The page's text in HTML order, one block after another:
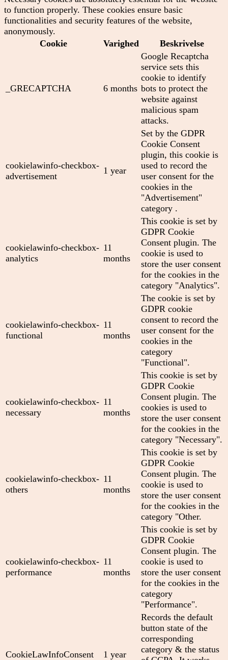
to function properly. These cookies ensure basic
functionalities and security features of the website,
anonymously.
Cookie
Varighed Beskrivelse
_GRECAPTCHA 6 months
Google Recaptcha
service sets this
cookie to identify
bots to protect the
website against
malicious spam
attacks.
cookielawinfo-checkbox-
advertisement
1 year
Set by the GDPR
Cookie Consent
plugin, this cookie is
used to record the
user consent for the
cookies in the
"Advertisement"
category .
cookielawinfo-checkbox-
analytics
11
months
This cookie is set by
GDPR Cookie
Consent plugin. The
cookie is used to
store the user consent
for the cookies in the
category "Analytics".
cookielawinfo-checkbox-
functional
11
months
The cookie is set by
GDPR cookie
consent to record the
user consent for the
cookies in the
category
"Functional".
cookielawinfo-checkbox-
necessary
11
months
This cookie is set by
GDPR Cookie
Consent plugin. The
cookies is used to
store the user consent
for the cookies in the
category "Necessary".
cookielawinfo-checkbox-
others
11
months
This cookie is set by
GDPR Cookie
Consent plugin. The
cookie is used to
store the user consent
for the cookies in the
category "Other.
cookielawinfo-checkbox-
performance
11
months
This cookie is set by
GDPR Cookie
Consent plugin. The
cookie is used to
store the user consent
for the cookies in the
category
"Performance".
CookieLawInfoConsent 1 year
Records the default
button state of the
corresponding
category & the status